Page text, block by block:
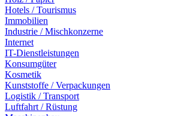
Hotels / Tourismus
Immobilien
Industrie / Mischkonzerne
Internet
IT-Dienstleistungen
Konsumgüter
Kosmetik
Kunststoffe / Verpackungen
Logistik / Transport
Luftfahrt / Rüstung